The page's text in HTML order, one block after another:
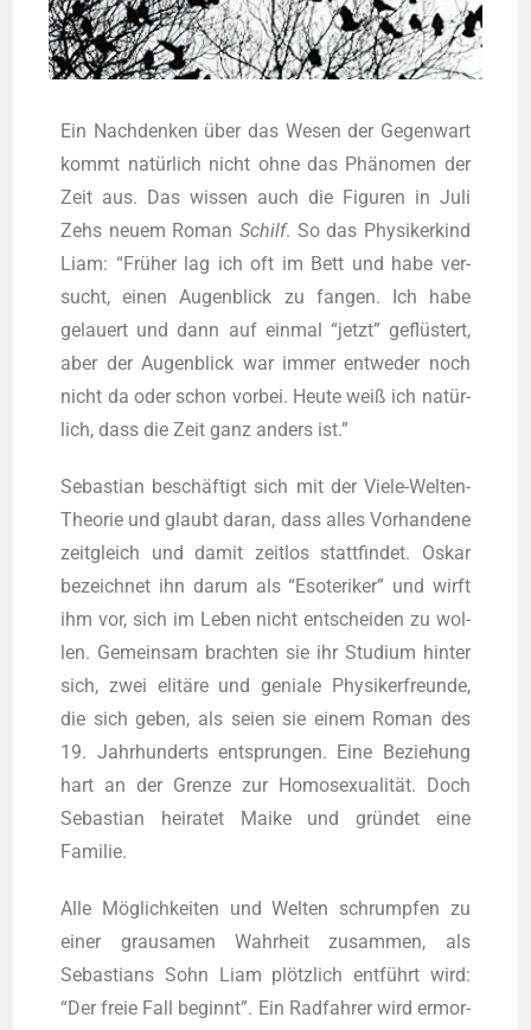
Ein Nach­den­ken über das Wesen der Gegen­wart
kommt natür­lich nicht ohne das Phä­no­men der
Zeit aus. Das wis­sen auch die Figu­ren in Juli
Zehs neu­em Roman Schilf. So das Phy­si­ker­kind
Liam: “Frü­her lag ich oft im Bett und habe ver­
sucht, einen Augen­blick zu fan­gen. Ich habe
gelau­ert und dann auf ein­mal “jetzt” geflüs­tert,
aber der Augen­blick war immer ent­we­der noch
nicht da oder schon vor­bei. Heu­te weiß ich natür­
lich, dass die Zeit ganz anders ist.”
Sebas­ti­an beschäf­tigt sich mit der Vie­le-Wel­ten-
Theo­rie und glaubt dar­an, dass alles Vor­han­de­ne
zeit­gleich und damit zeit­los statt­fin­det. Oskar
bezeich­net ihn dar­um als “Eso­te­ri­ker” und wirft
ihm vor, sich im Leben nicht ent­schei­den zu wol­
len. Gemein­sam brach­ten sie ihr Stu­di­um hin­ter
sich, zwei eli­tä­re und genia­le Phy­si­ker­freun­de,
die sich geben, als sei­en sie einem Roman des
19. Jahr­hun­derts ent­sprun­gen. Eine Bezie­hung
hart an der Gren­ze zur Homo­se­xua­li­tät. Doch
Sebas­ti­an hei­ra­tet Mai­ke und grün­det eine
Familie.
Alle Mög­lich­kei­ten und Wel­ten schrump­fen zu
einer grau­sa­men Wahr­heit zusam­men, als
Sebas­ti­ans Sohn Liam plötz­lich ent­führt wird:
“Der freie Fall beginnt”. Ein Rad­fah­rer wird ermor­